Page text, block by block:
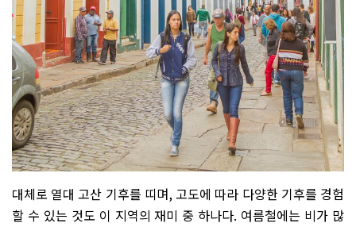
대체로 열대 고산 기후를 띠며,고도에 따라 다양한 기후를 경험
할 수 있는 것도 이 지역의 재미 중 하나다. 여름철에는 비가 많